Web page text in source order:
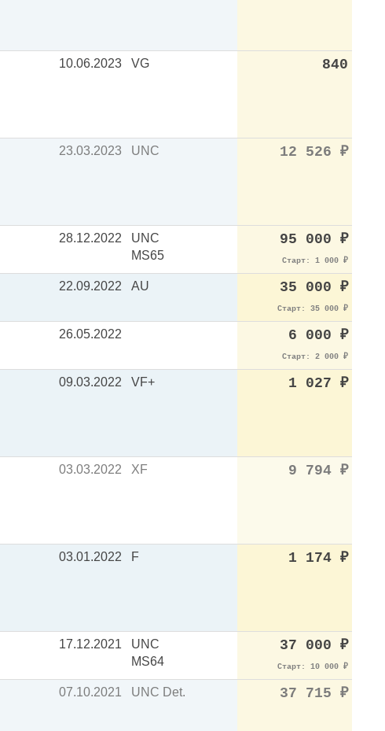
10.06.2023 VG 840
23.03.2023 UNC 12 526 ₽
28.12.2022
UNC
MS65
95 000 ₽
Старт: 1 000 ₽
22.09.2022 AU 35 000 ₽
Старт: 35 000 ₽
26.05.2022 6 000 ₽
Старт: 2 000 ₽
09.03.2022 VF+ 1 027 ₽
03.03.2022 XF 9 794 ₽
03.01.2022 F 1 174 ₽
17.12.2021
UNC
MS64
37 000 ₽
Старт: 10 000 ₽
07.10.2021 UNC Det. 37 715 ₽